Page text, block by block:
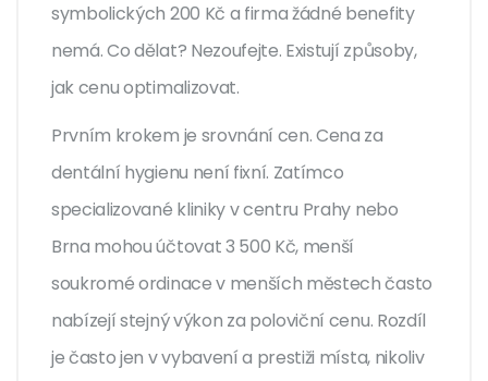
symbolických 200 Kč a firma žádné benefity
nemá. Co dělat? Nezoufejte. Existují způsoby,
jak cenu optimalizovat.
Prvním krokem je srovnání cen. Cena za
dentální hygienu není fixní. Zatímco
specializované kliniky v centru Prahy nebo
Brna mohou účtovat 3 500 Kč, menší
soukromé ordinace v menších městech často
nabízejí stejný výkon za poloviční cenu. Rozdíl
je často jen v vybavení a prestiži místa, nikoliv